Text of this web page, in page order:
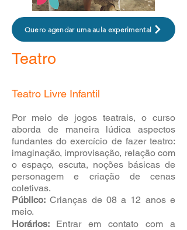
Quero agendar uma aula experimental
Teatro
Teatro Livre Infantil
Por meio de jogos teatrais, o curso
aborda de maneira lúdica aspectos
fundantes do exercício de fazer teatro:
imaginação, improvisação, relação com
o espaço, escuta, noções básicas de
personagem e criação de cenas
coletivas.
​Público: Crianças de 08a 12 anos e
meio.
Horários: Entrar em contato com a